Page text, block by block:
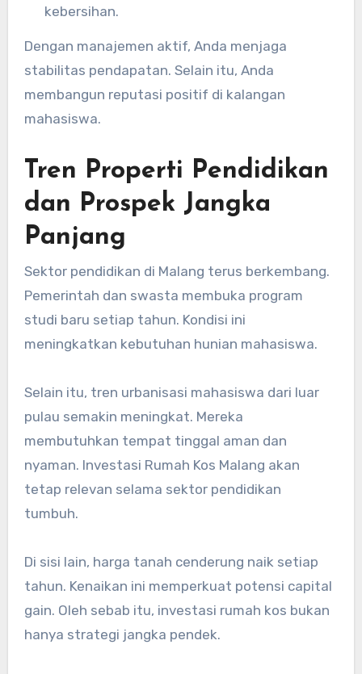
kebersihan.
Dengan manajemen aktif, Anda menjaga
stabilitas pendapatan. Selain itu, Anda
membangun reputasi positif di kalangan
mahasiswa.
Tren Properti Pendidikan
dan Prospek Jangka
Panjang
Sektor pendidikan di Malang terus berkembang.
Pemerintah dan swasta membuka program
studi baru setiap tahun. Kondisi ini
meningkatkan kebutuhan hunian mahasiswa.
Selain itu, tren urbanisasi mahasiswa dari luar
pulau semakin meningkat. Mereka
membutuhkan tempat tinggal aman dan
nyaman. Investasi Rumah Kos Malang akan
tetap relevan selama sektor pendidikan
tumbuh.
Di sisi lain, harga tanah cenderung naik setiap
tahun. Kenaikan ini memperkuat potensi capital
gain. Oleh sebab itu, investasi rumah kos bukan
hanya strategi jangka pendek.